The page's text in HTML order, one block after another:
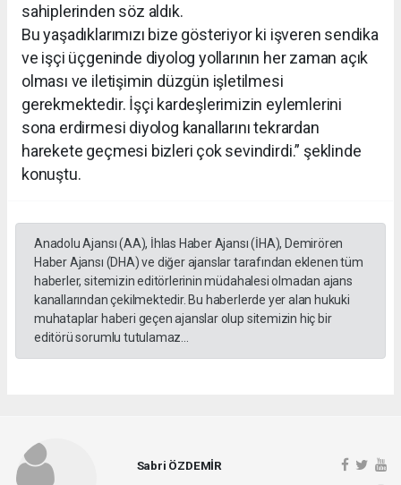
sahiplerinden söz aldık.
Bu yaşadıklarımızı bize gösteriyor ki işveren sendika
ve işçi üçgeninde diyolog yollarının her zaman açık
olması ve iletişimin düzgün işletilmesi
gerekmektedir. İşçi kardeşlerimizin eylemlerini
sona erdirmesi diyolog kanallarını tekrardan
harekete geçmesi bizleri çok sevindirdi.” şeklinde
konuştu.
Anadolu Ajansı (AA), İhlas Haber Ajansı (İHA), Demirören
Haber Ajansı (DHA) ve diğer ajanslar tarafından eklenen tüm
haberler, sitemizin editörlerinin müdahalesi olmadan ajans
kanallarından çekilmektedir. Bu haberlerde yer alan hukuki
muhataplar haberi geçen ajanslar olup sitemizin hiç bir
editörü sorumlu tutulamaz...
Sabri ÖZDEMİR